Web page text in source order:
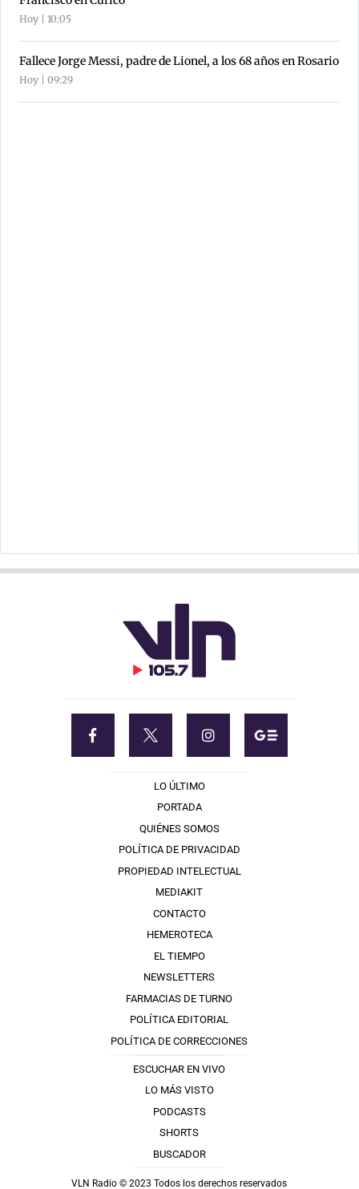
Hoy | 10:05
Fallece Jorge Messi, padre de Lionel, a los 68 años en Rosario
Hoy | 09:29
LO ÚLTIMO
PORTADA
QUIÉNES SOMOS
POLÍTICA DE PRIVACIDAD
PROPIEDAD INTELECTUAL
MEDIAKIT
CONTACTO
HEMEROTECA
EL TIEMPO
NEWSLETTERS
FARMACIAS DE TURNO
POLÍTICA EDITORIAL
POLÍTICA DE CORRECCIONES
ESCUCHAR EN VIVO
LO MÁS VISTO
PODCASTS
SHORTS
BUSCADOR
VLN Radio © 2023 Todos los derechos reservados